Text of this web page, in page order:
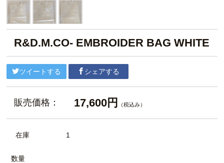
R&D.M.CO- EMBROIDER BAG WHITE
ツイートする シェアする
販売価格： 17,600円 （税込み）
在庫 1
数量